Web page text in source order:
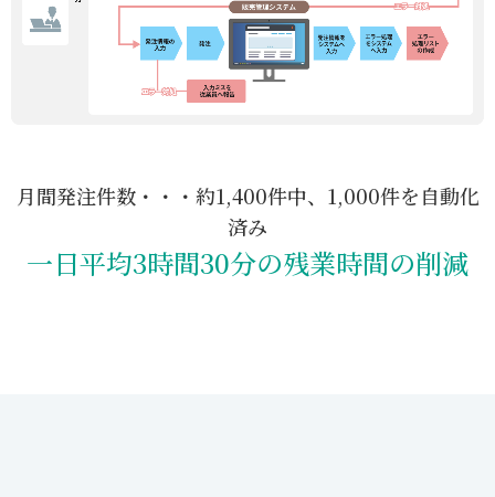
月間発注件数・・・約1,400件中、1,000件を自動化
済み
一日平均3時間30分の残業時間の削減